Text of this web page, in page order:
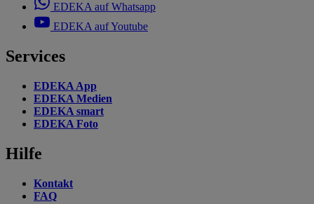
EDEKA auf Whatsapp
EDEKA auf Youtube
Services
EDEKA App
EDEKA Medien
EDEKA smart
EDEKA Foto
Hilfe
Kontakt
FAQ